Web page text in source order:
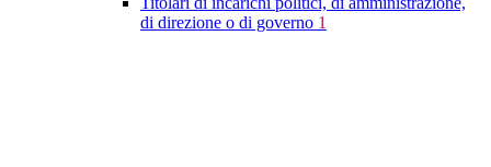
di direzione o di governo 1